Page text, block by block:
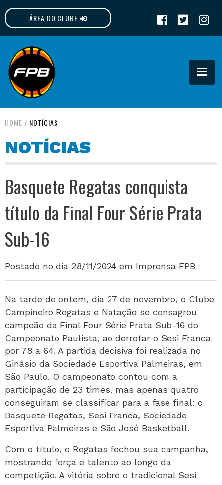
ÁREA DO CLUBE
FPB
HOME / NOTÍCIAS
NOTÍCIAS
Basquete Regatas conquista
título da Final Four Série Prata
Sub-16
Postado no dia 28/11/2024 em Imprensa FPB
Na tarde de ontem, dia 27 de novembro, o Clube
Campineiro Regatas e Natação se consagrou
campeão da Final Four Série Prata Sub-16 do
Campeonato Paulista, ao derrotar o Sesi Franca
por 78 a 64. A partida decisiva foi realizada no
Ginásio da Sociedade Esportiva Palmeiras, em
São Paulo. O campeonato contou com a
participação de 23 times, mas apenas quatro
conseguiram se classificar para a fase final: o
Basquete Regatas, Sesi Franca, Sociedade
Esportiva Palmeiras e São José Basketball.
Com o título, o Regatas fechou sua campanha,
mostrando força e talento ao longo da
competição. A vitória sobre o tradicional Sesi